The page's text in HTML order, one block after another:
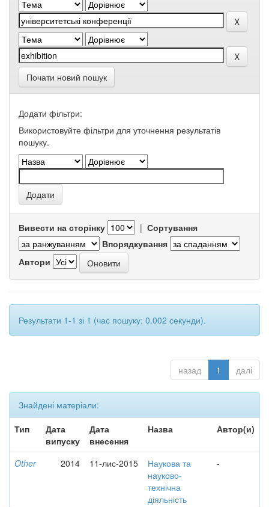
Почати новий пошук
Додати фільтри:
Використовуйте фільтри для уточнення результатів
пошуку.
Вивести на сторінку | Сортування
Впорядкування
Автори
Результати 1-1 зі 1 (час пошуку: 0.002 секунди).
назад 1 далі
Знайдені матеріали:
Тип
Дата
випуску
Дата
внесення
Назва Автор(и)
Other 2014 11-лис-2015
Наукова та
науково-
технічна
діяльність
-